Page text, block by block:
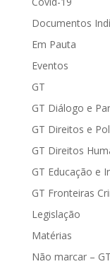
Documentos
Em Pauta
Eventos
GT
GT Diálogo e
GT Direitos e
GT Direitos
GT Educação e
GT Fronteiras
Legislação
Matérias
Não marcar –